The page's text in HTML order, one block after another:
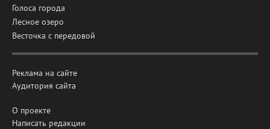
Голоса города
Лесное озеро
Весточка с передовой
Реклама на сайте
Аудитория сайта
О проекте
Написать редакции